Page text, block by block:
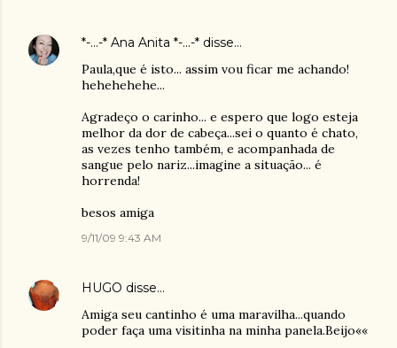
*-...-* Ana Anita *-...-* disse…
Paula,que é isto... assim vou ficar me achando!
hehehehehe...
Agradeço o carinho... e espero que logo esteja
melhor da dor de cabeça...sei o quanto é chato,
as vezes tenho também, e acompanhada de
sangue pelo nariz...imagine a situação... é
horrenda!
besos amiga
9/11/09 9:43 AM
HUGO disse…
Amiga seu cantinho é uma maravilha...quando
poder faça uma visitinha na minha panela.Beijo««